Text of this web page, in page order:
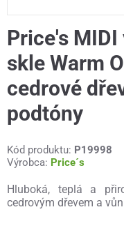
Price's
skle Warm
cedrové
podtóny
Kód produktu: P19998
Výrobca: Price´s
Hluboká, teplá a
cedrovým dřevem a